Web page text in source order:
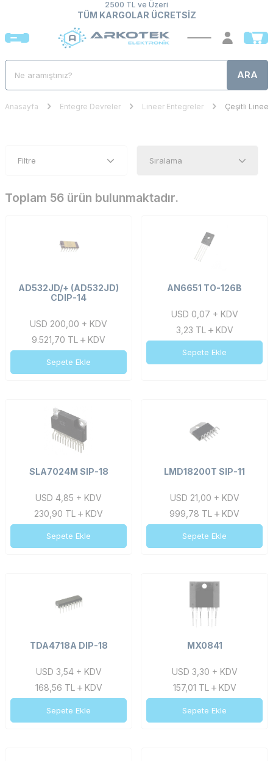
2500 TL ve Üzeri
TÜM KARGOLAR ÜCRETSİZ
ARA
Anasayfa Entegre Devreler Lineer Entegreler Çeşitli
Filtre
Toplam 56 ürün bulunmaktadır.
AD532JD/+ (AD532JD)
CDIP-14
USD 200,00 + KDV
9.521,70 TL KDV
Sepete Ekle
AN6651 TO-126B
USD 0,07 + KDV
3,23 TL KDV
Sepete Ekle
SLA7024M SIP-18
USD 4,85 + KDV
230,90 TL KDV
Sepete Ekle
LMD18200T SIP-11
USD 21,00 + KDV
999,78 TL KDV
Sepete Ekle
TDA4718A DIP-18
USD 3,54 + KDV
168,56 TL KDV
Sepete Ekle
MX0841
USD 3,30 + KDV
157,01 TL KDV
Sepete Ekle